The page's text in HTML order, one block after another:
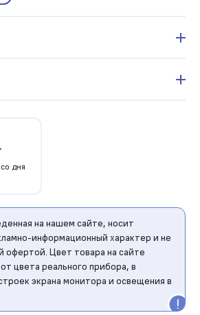
дня
на нашем сайте, носит
информационный характер и не
офертой. Цвет товара на сайте
цвета реального прибора, в
экрана монитора и освещения в